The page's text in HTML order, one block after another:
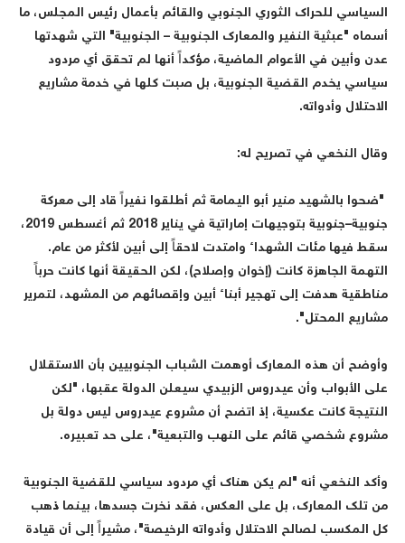
للحراك الثوري الجنوبي والقائم بأعمال رئيس المجلس، ما
"عبثية النفير والمعارك الجنوبية – الجنوبية" التي شهدتها
وأبين في الأعوام الماضية، مؤكداً أنها لم تحقق أي مردود
يخدم القضية الجنوبية، بل صبت كلها في خدمة مشاريع
وأدواته.
النخعي في تصريح له:
بالشهيد منير أبو اليمامة ثم أطلقوا نفيراً قاد إلى معركة
جنوبية–جنوبية بتوجيهات إماراتية في يناير 2018 ثم أغسطس 2019،
فيها مئات الشهداء وامتدت لاحقاً إلى أبين لأكثر من عام.
الجاهزة كانت (إخوان وإصلاح)، لكن الحقيقة أنها كانت حرباً
هدفت إلى تهجير أبناء أبين وإقصائهم من المشهد، لتمرير
المحتل".
أن هذه المعارك أوهمت الشباب الجنوبيين بأن الاستقلال
الأبواب وأن عيدروس الزبيدي سيعلن الدولة عقبها، "لكن
كانت عكسية، إذ اتضح أن مشروع عيدروس ليس دولة بل
شخصي قائم على النهب والتبعية"، على حد تعبيره.
النخعي أنه "لم يكن هناك أي مردود سياسي للقضية الجنوبية
تلك المعارك، بل على العكس، فقد نخرت جسدها، بينما ذهب
المكسب لصالح الاحتلال وأدواته الرخيصة"، مشيراً إلى أن قيادة